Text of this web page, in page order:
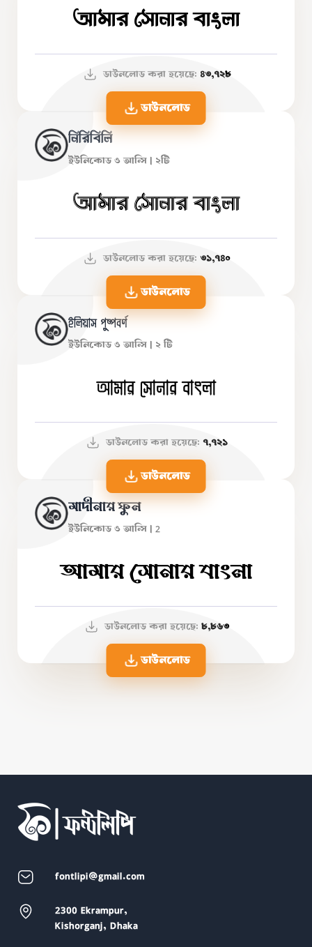
আমার সোনার বাংলা
ডাউনলোড করা হয়েছে: ৪৩,৭২৮
ডাউনলোড
নিরিবিলি
ইউনিকোড ও আন্সি | ২টি
আমার সোনার বাংলা
ডাউনলোড করা হয়েছে: ৩১,৭৪০
ডাউনলোড
ইলিয়াস পুষ্পবর্ণ
ইউনিকোড ও আন্সি | ২ টি
আমার সোনার বাংলা
ডাউনলোড করা হয়েছে: ৭,৭২১
ডাউনলোড
মাদীনার ফুল
ইউনিকোড ও আন্সি | 2
আমার সোনার বাংলা
ডাউনলোড করা হয়েছে: ৮,৮৬৩
ডাউনলোড
fontlipi@gmail.com
2300 Ekrampur,
Kishorganj, Dhaka